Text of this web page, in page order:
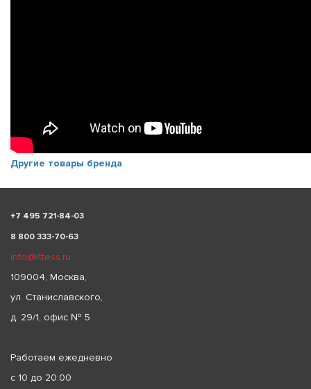
Другие товары бренда
+7 495 721-84-03
8 800 333-70-63
info@littess.ru
109004, Москва,
ул. Станиславского,
д. 29/1, офис № 5
Работаем ежедневно
с 10 до 20:00